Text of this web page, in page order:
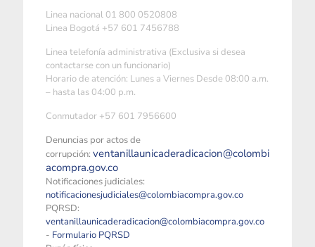
Linea nacional 01 800 0520808
Linea Bogotá +57 601 7456788
Linea telefonía administrativa (Exclusiva si desea
contactarse con un funcionario)
Horario de atención: Lunes a Viernes Desde 08:00 a.m.
– hasta las 04:00 p.m.
Conmutador +57 601 7956600
Denuncias por actos de
corrupción: ventanillaunicaderadicacion@colombi
acompra.gov.co
Notificaciones judiciales:
notificacionesjudiciales@colombiacompra.gov.co
PQRSD:
ventanillaunicaderadicacion@colombiacompra.gov.co
- Formulario PQRSD